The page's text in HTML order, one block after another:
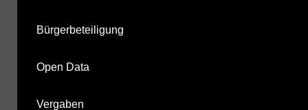
Bürgerbeteiligung
Open Data
Vergaben